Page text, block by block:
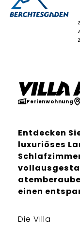
Villa
Ferienwohnung
Entdecken
luxuriöses
einen
Die Villa